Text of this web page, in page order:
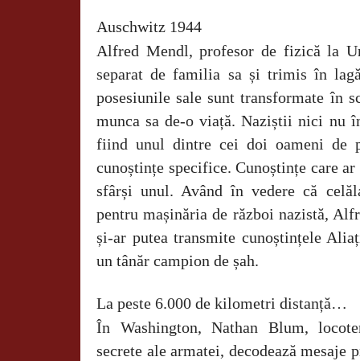
Auschwitz 1944
Alfred Mendl, profesor de fizică la
separat de familia sa și trimis în
posesiunile sale sunt transformate în
munca sa de-o viață. Naziștii nici nu
fiind unul dintre cei doi oameni de
cunoștințe specifice. Cunoștințe care
sfârși unul. Având în vedere că
pentru mașinăria de război nazistă,
și-ar putea transmite cunoștințele
un tânăr campion de șah.
La peste 6.000 de kilometri distanță…
În Washington, Nathan Blum,
secrete ale armatei, decodează